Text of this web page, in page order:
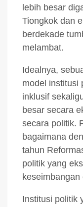
lebih besar
Tiongkok dan
berdekade
melambat.
Idealnya,
model institusi
inklusif
besar secara
secara politik.
bagaimana
tahun
politik yang
Institusi politik